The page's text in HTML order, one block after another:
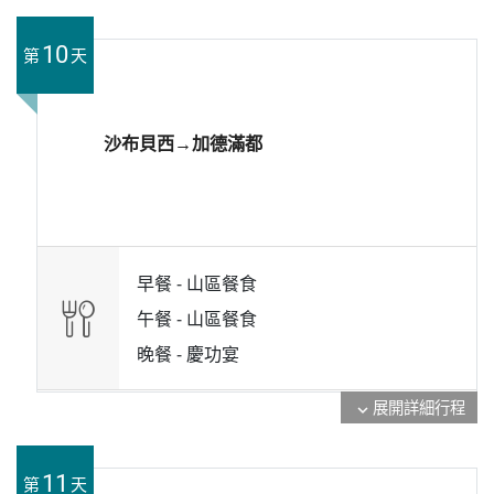
第10天
沙布貝西→加德滿都
早餐 - 山區餐食
午餐 - 山區餐食
晚餐 - 慶功宴
expand_more 展開詳細行程
第11 天